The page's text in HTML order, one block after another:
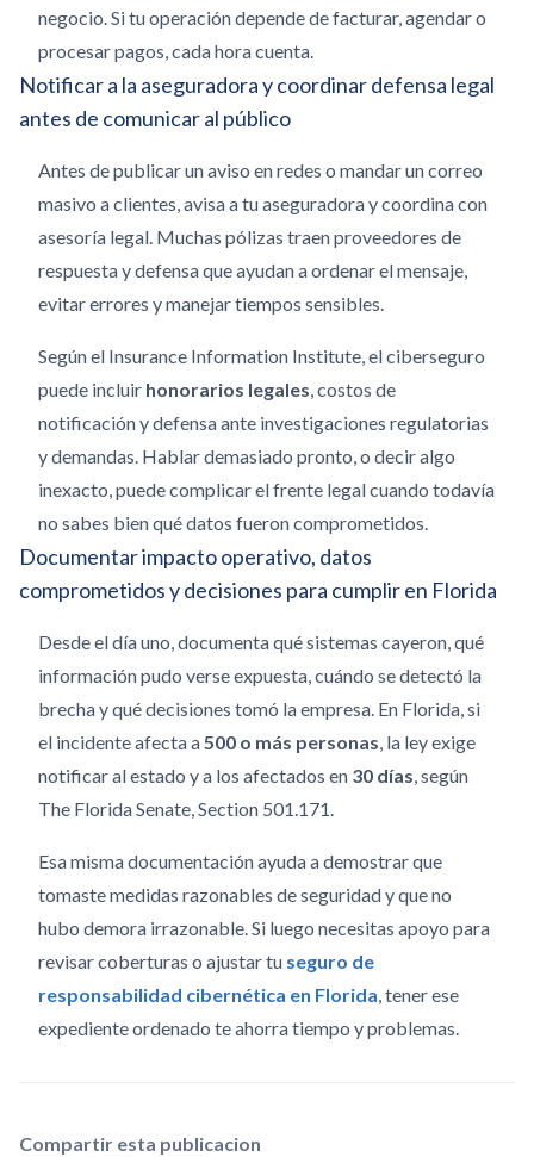
negocio. Si tu operación depende de facturar, agendar o
procesar pagos, cada hora cuenta.
Notificar a la aseguradora y coordinar defensa legal
antes de comunicar al público
Antes de publicar un aviso en redes o mandar un correo
masivo a clientes, avisa a tu aseguradora y coordina con
asesoría legal. Muchas pólizas traen proveedores de
respuesta y defensa que ayudan a ordenar el mensaje,
evitar errores y manejar tiempos sensibles.
Según el Insurance Information Institute, el ciberseguro
puede incluir honorarios legales, costos de
notificación y defensa ante investigaciones regulatorias
y demandas. Hablar demasiado pronto, o decir algo
inexacto, puede complicar el frente legal cuando todavía
no sabes bien qué datos fueron comprometidos.
Documentar impacto operativo, datos
comprometidos y decisiones para cumplir en Florida
Desde el día uno, documenta qué sistemas cayeron, qué
información pudo verse expuesta, cuándo se detectó la
brecha y qué decisiones tomó la empresa. En Florida, si
el incidente afecta a500 o más personas, la ley exige
notificar al estado y a los afectados en 30 días, según
The Florida Senate, Section 501.171.
Esa misma documentación ayuda a demostrar que
tomaste medidas razonables de seguridad y que no
hubo demora irrazonable. Si luego necesitas apoyo para
revisar coberturas o ajustar tu seguro de
responsabilidad cibernética en Florida, tener ese
expediente ordenado te ahorra tiempo y problemas.
Compartir esta publicacion